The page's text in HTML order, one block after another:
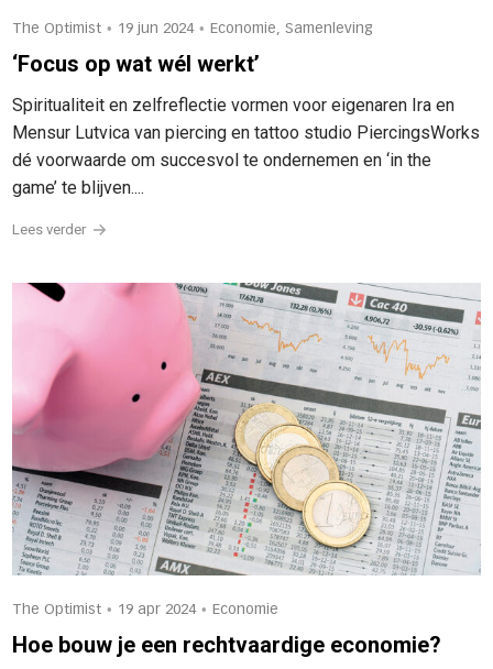
The Optimist • 19 jun 2024 • Economie, Samenleving
‘Focus op wat wél werkt’
Spiritualiteit en zelfreflectie vormen voor eigenaren Ira en
Mensur Lutvica van piercing en tattoo studio PiercingsWorks
dé voorwaarde om succesvol te ondernemen en ‘in the
game’ te blijven....
Lees verder
The Optimist • 19 apr 2024 • Economie
Hoe bouw je een rechtvaardige economie?